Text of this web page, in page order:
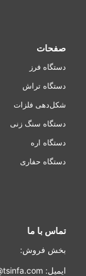
صفحات
دستگاه فرز
دستگاه تراش
شکل‌دهی فلزات
دستگاه سنگ زنی
دستگاه اره
دستگاه حفاری
تماس با ما
بخش فروش:
ایمیل: sales@tsinfa.com